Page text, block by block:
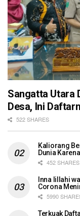
Sangatta Utara
Desa, Ini
522 SHARES
Kaliorang
Dunia
452 SHARES
Inna lillahi
Corona
5990
Terkuak